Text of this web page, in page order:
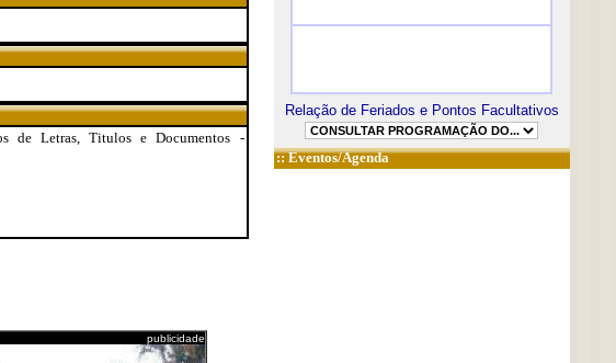
de Letras, Titulos e Documentos -
publicidade
Relação de Feriados e Pontos Facultativos
::Eventos/Agenda